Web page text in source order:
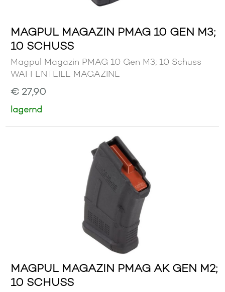
MAGPUL MAGAZIN PMAG 10 GEN M3;
10 SCHUSS
Magpul Magazin PMAG 10 Gen M3; 10 Schuss
WAFFENTEILE MAGAZINE
€ 27,90
lagernd
MAGPUL MAGAZIN PMAG AK GEN M2;
10 SCHUSS